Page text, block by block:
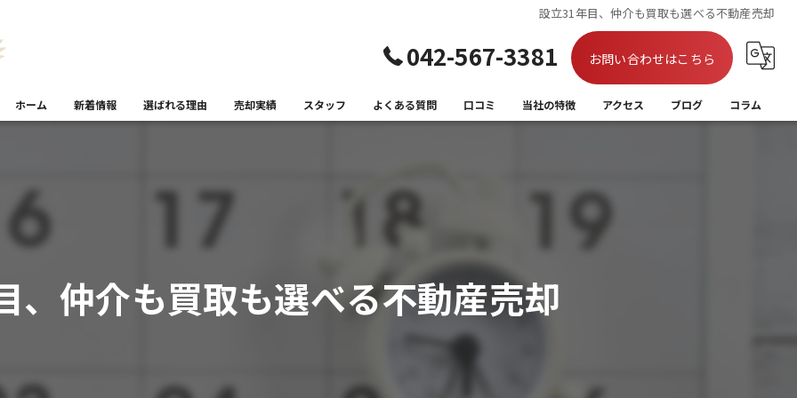
設立31年目、仲介も買取も選べる不動産売却
042-567-3381 お問い合わせはこちら
ホーム 新着情報 選ばれる理由 売却実績 スタッフ よくある質問 口コミ 当社の特徴
住み替え
アクセス ブログ コラム
、仲介も買取も選べる不動産売却